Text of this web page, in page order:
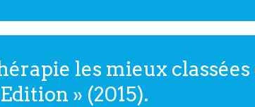
les mieux
» (2015).